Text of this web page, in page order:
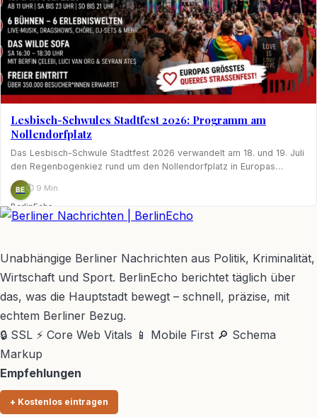
Lesbisch-Schwules Stadtfest 2026: Programm am
Nollendorfplatz
Das Lesbisch-Schwule Stadtfest 2026 verwandelt am 18. und 19. Juli
den Regenbogenkiez rund um den Nollendorfplatz in Europas…
BE
BerlinEcho
⏱ 9 Min.
Unabhängige Berliner Nachrichten aus Politik, Kriminalität,
Wirtschaft und Sport. BerlinEcho berichtet täglich über
das, was die Hauptstadt bewegt – schnell, präzise, mit
echtem Berliner Bezug.
🔒 SSL ⚡ Core Web Vitals 📱 Mobile First 🔎 Schema
Markup
Empfehlungen
+ Kostenlos eintragen